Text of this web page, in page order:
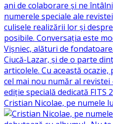
Cristian Nicolae, pe numele